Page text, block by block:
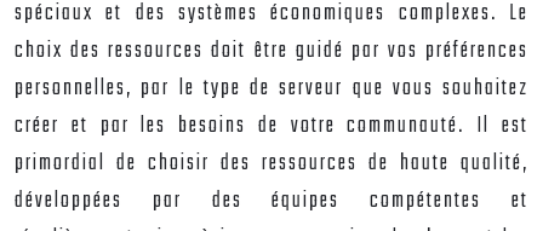
spéciaux et des systèmes économiques complexes. Le
choix des ressources doit être guidé par vos préférences
personnelles, par le type de serveur que vous souhaitez
créer et par les besoins de votre communauté. Il est
primordial de choisir des ressources de haute qualité,
développées par des équipes compétentes et